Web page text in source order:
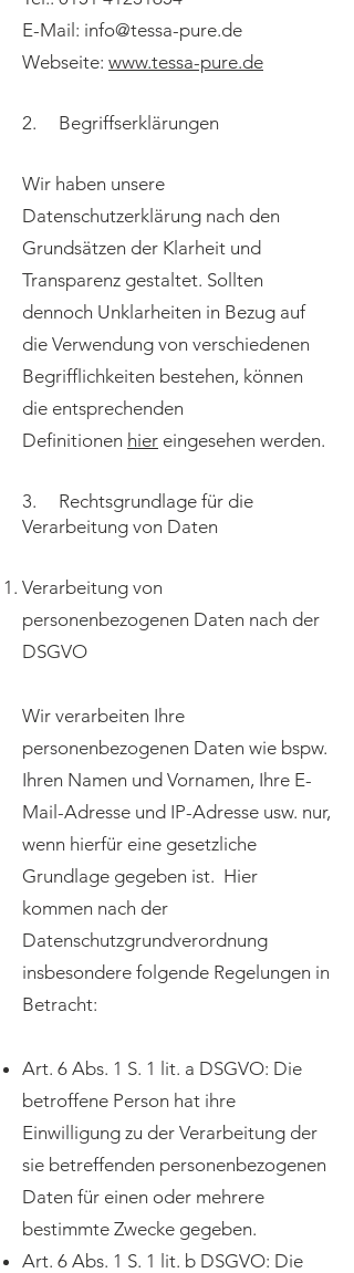
E-Mail: info@tessa-pure.de
Webseite: www.tessa-pure.de
2. Begriffserklärungen
Wir haben unsere
Datenschutzerklärung nach den
Grundsätzen der Klarheit und
Transparenz gestaltet. Sollten
dennoch Unklarheiten in Bezug auf
die Verwendung von verschiedenen
Begrifflichkeiten bestehen, können
die entsprechenden
Definitionen hier eingesehen werden.
3. Rechtsgrundlage für die
Verarbeitung von Daten
Verarbeitung von
personenbezogenen Daten nach der
DSGVO
Wir verarbeiten Ihre
personenbezogenen Daten wie bspw.
Ihren Namen und Vornamen, Ihre E-
Mail-Adresse und IP-Adresse usw. nur,
wenn hierfür eine gesetzliche
Grundlage gegeben ist. Hier
kommen nach der
Datenschutzgrundverordnung
insbesondere folgende Regelungen in
Betracht:
Art. 6 Abs. 1 S. 1 lit. a DSGVO: Die
betroffene Person hat ihre
Einwilligung zu der Verarbeitung der
sie betreffenden personenbezogenen
Daten für einen oder mehrere
bestimmte Zwecke gegeben.
Art. 6 Abs. 1 S. 1 lit. b DSGVO: Die